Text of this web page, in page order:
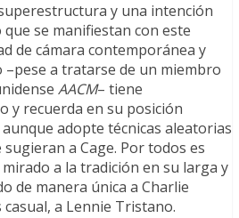
y una intención
se manifiestan con este
de cámara contemporánea y
a tratarse de un miembro
AACM– tiene
y recuerda en su posición
adopte técnicas aleatorias
a Cage. Por todos es
a la tradición en su larga y
de manera única a Charlie
a Lennie Tristano.